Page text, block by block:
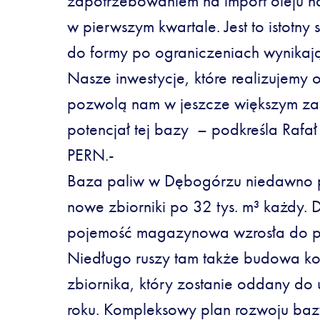
w pierwszym kwartale. Jest to istotny
do formy po ograniczeniach
Nasze inwestycje, które realizujemy
pozwolą nam w jeszcze większym
potencjał tej bazy – podkreśla
PERN.-
Baza paliw w Dębogórzu niedawno
nowe zbiorniki po 32 tys. m³ każdy.
pojemość magazynowa wzrosła do
Niedługo ruszy tam także budowa
zbiornika, który zostanie oddany do
roku. Kompleksowy plan rozwoju